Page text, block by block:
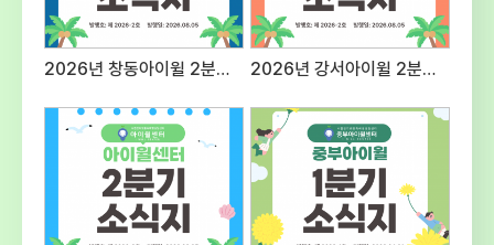
접수방법 : E-mail 제출 1) 메일주소:
admin@iwill.or.kr 2) 파일명은 ‘응시분야-
성명’으로 명시 (예) 상담팀 팀원-홍길동○
자기소개서 1부(A4 용지 2매 이내) 3)
개인정보제공 동의서 1부(첨부양식 활용,
서명하여 스캔 후 파일첨부)※ (최종합격자
제출서류) 주민등록등본, 경력증명서, 자격증
사본, 최종학교 졸업증명서, 채용신체검사서
(채용 전) 성범죄, 아동학대 전력 조회 결과 등
2026년 창동아이윌 2분기 소식지 2026년 강서아이윌 2분기 소식지